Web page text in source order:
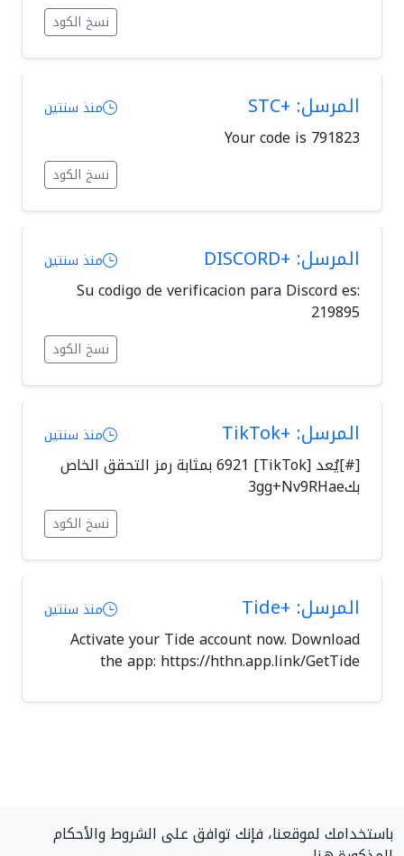
نسخ الكود
المرسل: +STC منذ سنتين
Your code is 791823
نسخ الكود
المرسل: +DISCORD منذ سنتين
Su codigo de verificacion para Discord es:
219895
نسخ الكود
المرسل: +TikTok منذ سنتين
[#]يُعد [TikTok] 6921 بمثابة رمز التحقق الخاص
بك3gg+Nv9RHae
نسخ الكود
المرسل: +Tide منذ سنتين
Activate your Tide account now. Download
the app: https://hthn.app.link/GetTide
باستخدامك لموقعنا، فإنك توافق على الشروط والأحكام